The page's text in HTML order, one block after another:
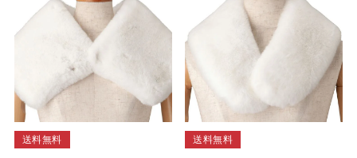
送料無料 送料無料